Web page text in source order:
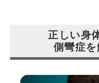
正しい身
側彎症を